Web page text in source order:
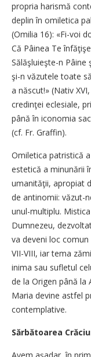
propria harismă
deplin în omiletica
(Omilia 16): «Fi-voi
Că Pâinea Te
Sălăşluieşte-n Pâine
şi-n văzutele toate
a născut!» (Nativ
credinţei eclesiale,
până în iconomia
(cf. Fr. Graffin).
Omiletica patristică
estetică a minunării
umanităţii, apropiat
de antinomii: văzut-
unul-multiplu.
Dumnezeu,
va deveni loc
VII-VIII, iar tema
inima sau sufletul
de la Origen până la
Maria devine astfel
contemplative.
Sărbătoarea